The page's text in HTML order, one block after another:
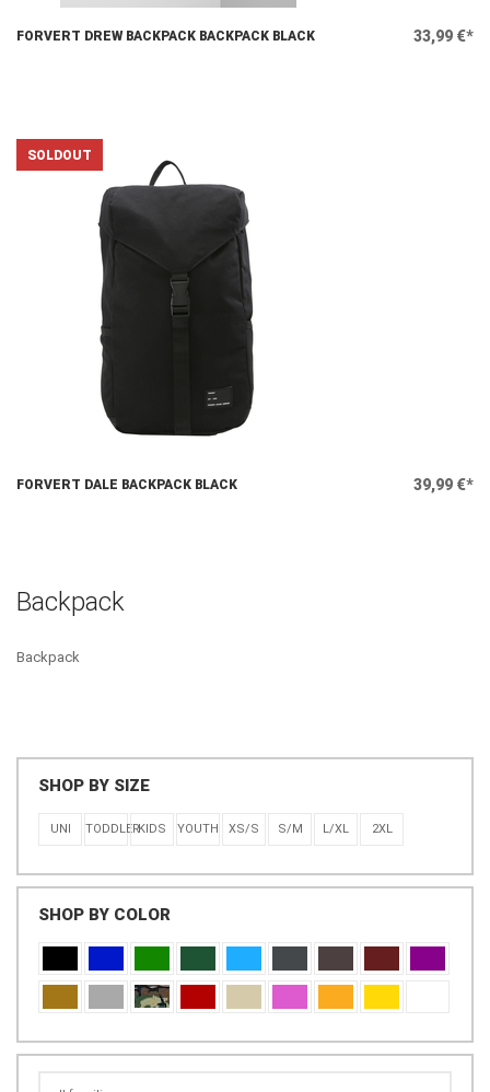
FORVERT DREW BACKPACK BACKPACK BLACK 33,99 €*
FORVERT DALE BACKPACK BLACK 39,99 €*
Backpack
Backpack
SHOP BY SIZE
UNI TODDLERKIDS YOUTH XS/S S/M L/XL 2XL
SHOP BY COLOR